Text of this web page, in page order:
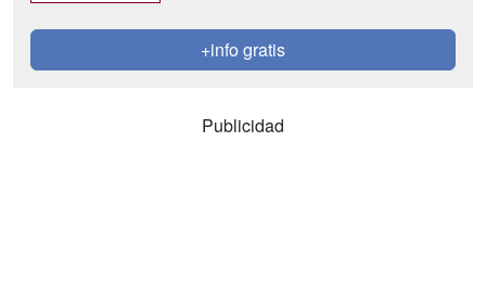
+info gratis
Publicidad